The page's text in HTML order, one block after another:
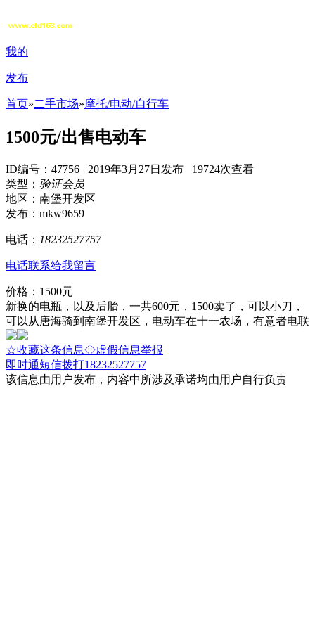
我的
发布
首页»二手市场»摩托/电动/自行车
1500元/出售电动车
ID编号：47756 2019年3月27日发布 19724次查看
类型： 验证会员
地区：南堡开发区
发布：mkw9659
电话： 18232527757
电话联系给我留言
价格：1500元
新换的电瓶，以及后胎，一共600元，1500卖了，可以小刀，
可以从唐海骑到南堡开发区，电动车在十一农场，有意者电联
☆收藏这条信息◇虚假信息举报
即时通短信拨打18232527757
该信息由用户发布，内容中所涉及承诺均由用户自行负责